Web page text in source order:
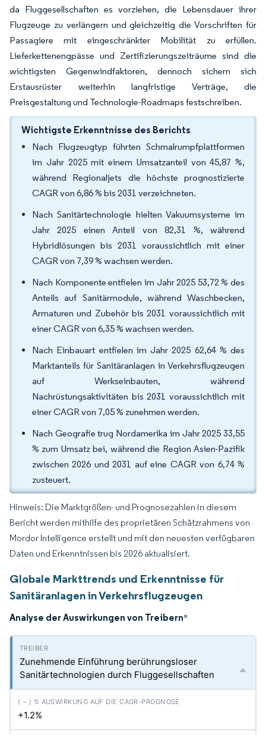
da Fluggesellschaften es vorziehen, die Lebensdauer ihrer
Flugzeuge zu verlängern und gleichzeitig die Vorschriften für
Passagiere mit eingeschränkter Mobilität zu erfüllen.
Lieferkettenengpässe und Zertifizierungszeiträume sind die
wichtigsten Gegenwindfaktoren, dennoch sichern sich
Erstausrüster weiterhin langfristige Verträge, die
Preisgestaltung und Technologie-Roadmaps festschreiben.
Wichtigste Erkenntnisse des Berichts
Nach Flugzeugtyp führten Schmalrumpfplattformen
im Jahr 2025 mit einem Umsatzanteil von 45,87 %,
während Regionaljets die höchste prognostizierte
CAGR von 6,86 % bis 2031 verzeichneten.
Nach Sanitärtechnologie hielten Vakuumsysteme im
Jahr 2025 einen Anteil von 82,31 %, während
Hybridlösungen bis 2031 voraussichtlich mit einer
CAGR von 7,39 % wachsen werden.
Nach Komponente entfielen im Jahr 2025 53,72 % des
Anteils auf Sanitärmodule, während Waschbecken,
Armaturen und Zubehör bis 2031 voraussichtlich mit
einer CAGR von 6,35 % wachsen werden.
Nach Einbauart entfielen im Jahr 2025 62,64 % des
Marktanteils für Sanitäranlagen in Verkehrsflugzeugen
auf Werkseinbauten, während
Nachrüstungsaktivitäten bis 2031 voraussichtlich mit
einer CAGR von 7,05 % zunehmen werden.
Nach Geografie trug Nordamerika im Jahr 2025 33,55
% zum Umsatz bei, während die Region Asien-Pazifik
zwischen 2026 und 2031 auf eine CAGR von 6,74 %
zusteuert.
Hinweis: Die Marktgrößen- und Prognosezahlen in diesem
Bericht werden mithilfe des proprietären Schätzrahmens von
Mordor Intelligence erstellt und mit den neuesten verfügbaren
Daten und Erkenntnissen bis 2026 aktualisiert.
Globale Markttrends und Erkenntnisse für
Sanitäranlagen in Verkehrsflugzeugen
Analyse der Auswirkungen von Treibern*
Zunehmende Einführung berührungsloser
Sanitärtechnologien durch Fluggesellschaften
+1.2%